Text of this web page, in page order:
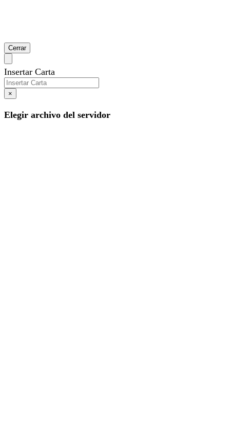
Cerrar
Insertar Carta
×
Elegir archivo del servidor